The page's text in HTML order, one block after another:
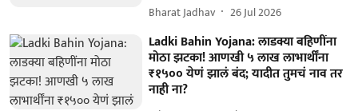
Bharat Jadhav 26 Jul 2026
Ladki Bahin Yojana: लाडक्या बहिणींना
मोठा झटका! आणखी ५ लाख लाभार्थींना
₹१५०० येणं झालं बंद; यादीत तुमचं नाव तर
नाही ना?